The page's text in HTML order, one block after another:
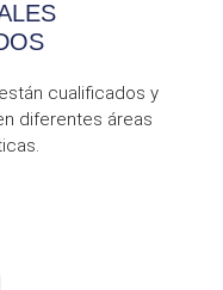
cualificados y
diferentes áreas